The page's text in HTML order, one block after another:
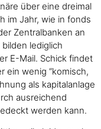
über eine dreimal
im Jahr, wie in fonds
Zentralbanken an
lediglich
E-Mail. Schick findet
ein wenig “komisch,
als kapitalanlage
ausreichend
werden kann.